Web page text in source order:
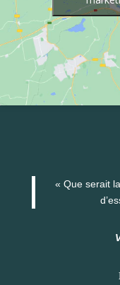
« Que serait